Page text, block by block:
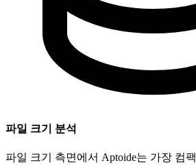
파일 크기 분석
파일 크기 측면에서 Aptoide는 가장 컴